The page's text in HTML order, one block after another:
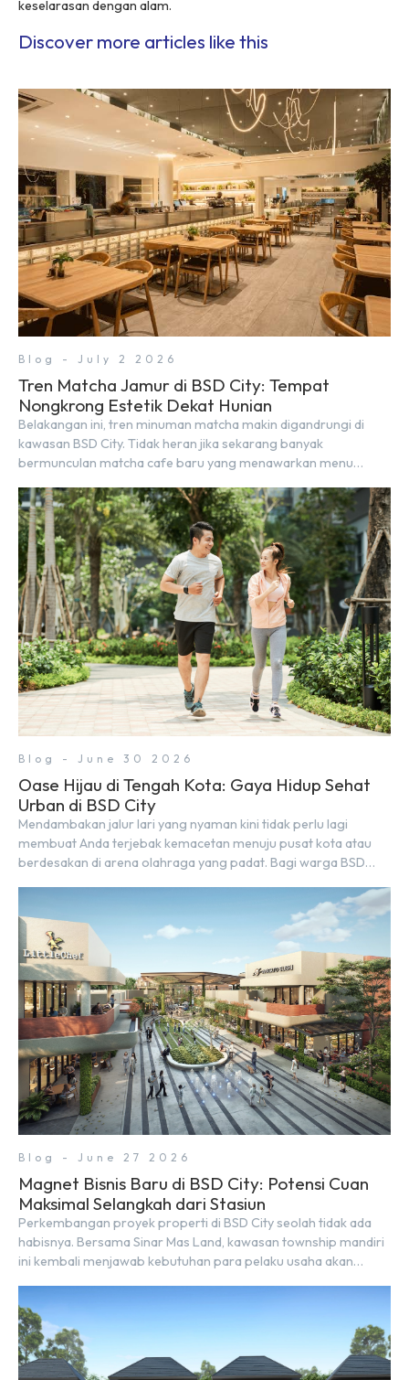
keselarasan dengan alam.
Discover more articles like this
Blog - July 2 2026
Tren Matcha Jamur di BSD City: Tempat
Nongkrong Estetik Dekat Hunian
Belakangan ini, tren minuman matcha makin digandrungi di
kawasan BSD City. Tidak heran jika sekarang banyak
bermunculan matcha cafe baru yang menawarkan menu
nyaman, baik untuk produktif bekerja (WFC) maupun sekadar
bersantai bersama orang terdekat. Kabar baiknya, deretan
kafe hits ini tersebar di lokasi-lokasi strategis yang sangat […]
Blog - June 30 2026
Oase Hijau di Tengah Kota: Gaya Hidup Sehat
Urban di BSD City
Mendambakan jalur lari yang nyaman kini tidak perlu lagi
membuat Anda terjebak kemacetan menuju pusat kota atau
berdesakan di arena olahraga yang padat. Bagi warga BSD
sekitar yang rindang, estetik, dan menenangkan. Sebagai
kawasan township terpadu, BSD City terus bertransformasi
menjadi area hunian modern yang sangat mendukung […]
Blog - June 27 2026
Magnet Bisnis Baru di BSD City: Potensi Cuan
Maksimal Selangkah dari Stasiun
Perkembangan proyek properti di BSD City seolah tidak ada
habisnya. Bersama Sinar Mas Land, kawasan township mandiri
ini kembali menjawab kebutuhan para pelaku usaha akan
keunggulan geografis yang sangat strategis. Letaknya
menempel langsung dengan dua pusat pergerakan massa […]